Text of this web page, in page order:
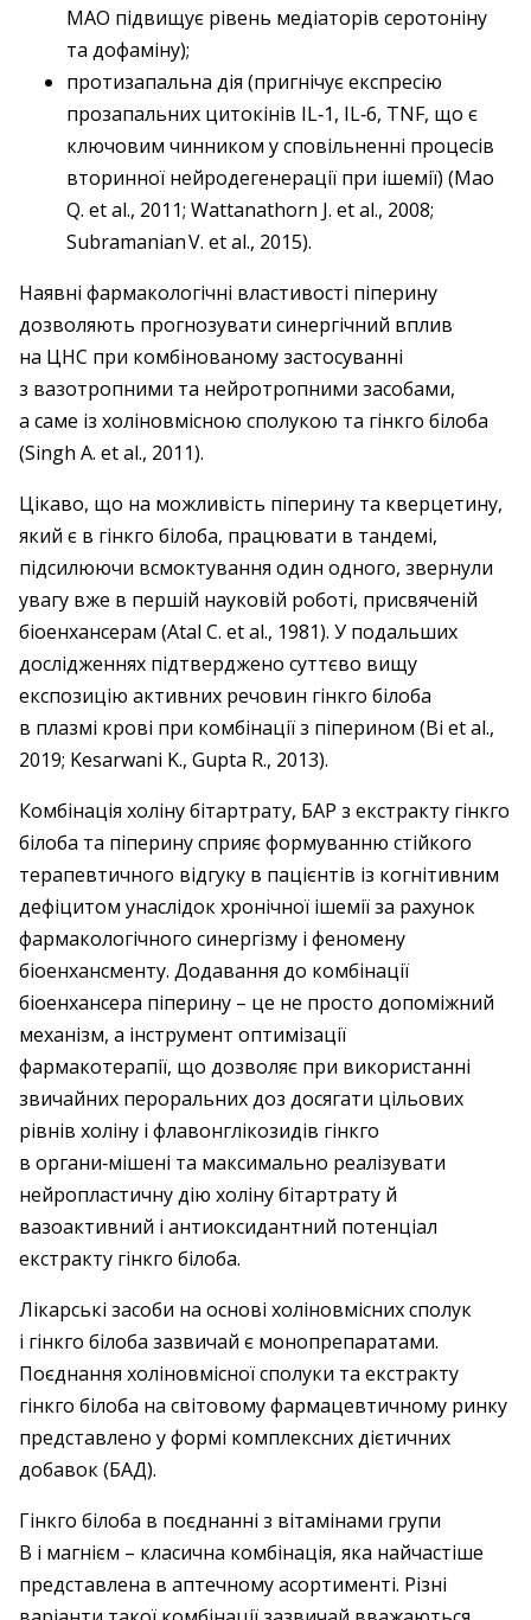
МАО підвищує рівень медіаторів серотоніну
та дофаміну);
протизапальна дія (пригнічує експресію
прозапальних цитокінів IL‑1, IL‑6, TNF, що є
ключовим чинником у сповільненні процесів
вторинної нейродегенерації при ішемії) (Mao
Q. et al., 2011; Wattanathorn J. et al., 2008;
Subramanian V. et al., 2015).
Наявні фармакологічні властивості піперину
дозволяють прогнозувати синергічний вплив
на ЦНС при комбінованому застосуванні
з вазотропними та нейротропними засобами,
а саме із холіновмісною сполукою та гінкго білоба
(Singh A. et al., 2011).
Цікаво, що на можливість піперину та кверцетину,
який є в гінкго білоба, працювати в тандемі,
підсилюючи всмоктування один одного, звернули
увагу вже в першій науковій роботі, присвяченій
біоенхансерам (Atal C. et al., 1981). У подальших
дослідженнях підтверджено суттєво вищу
експозицію активних речовин гінкго білоба
в плазмі крові при комбінації з піперином (Bi et al.,
2019; Kesarwani K., Gupta R., 2013).
Комбінація холіну бітартрату, БАР з екстракту гінкго
білоба та піперину сприяє формуванню стійкого
терапевтичного відгуку в пацієнтів із когнітивним
дефіцитом унаслідок хронічної ішемії за рахунок
фармакологічного синергізму і феномену
біоенхансменту. Додавання до комбінації
біоенхансера піперину – це не просто допоміжний
механізм, а інструмент оптимізації
фармакотерапії, що дозволяє при використанні
звичайних пероральних доз досягати цільових
рівнів холіну і флавонглікозидів гінкго
в органи‑мішені та максимально реалізувати
нейро­пластичну дію холіну бітартрату й
вазоактивний і антиоксидантний потенціал
екстракту гінкго білоба.
Лікарські засоби на основі холіновмісних сполук
і гінкго білоба зазвичай є монопрепаратами.
Поєднання холіновмісної сполуки та екстракту
гінкго білоба на світовому фармацевтичному ринку
представлено у формі комплексних дієтичних
добавок (БАД).
Гінкго білоба в поєднанні з вітамінами групи
В і магнієм – класична комбінація, яка найчастіше
представлена в аптечному асортименті. Різні